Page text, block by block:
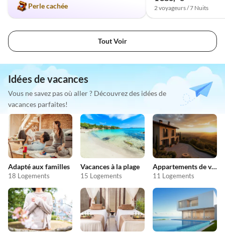
Perle cachée 2 voyageurs / 7 Nuits
Tout Voir
Idées de vacances
Vous ne savez pas où aller ? Découvrez des idées de
vacances parfaites!
Adapté aux familles
18 Logements
Vacances à la plage
15 Logements
Appartements de vacances pas chers
11 Logements